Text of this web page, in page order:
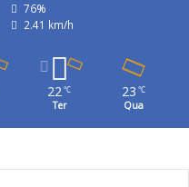
76%
2.41 km/h
22℃
Ter
23 ℃
Qua